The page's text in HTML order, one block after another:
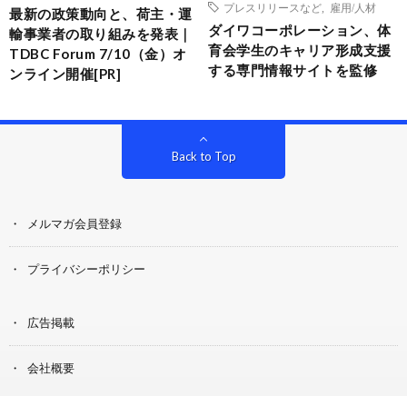
最新の政策動向と、荷主・運
輸事業者の取り組みを発表｜
TDBC Forum 7/10（金）オ
ンライン開催[PR]
プレスリリースなど
雇用/人材
ダイワコーポレーション、体
育会学生のキャリア形成支援
する専門情報サイトを監修
Back to Top
メルマガ会員登録
プライバシーポリシー
広告掲載
会社概要